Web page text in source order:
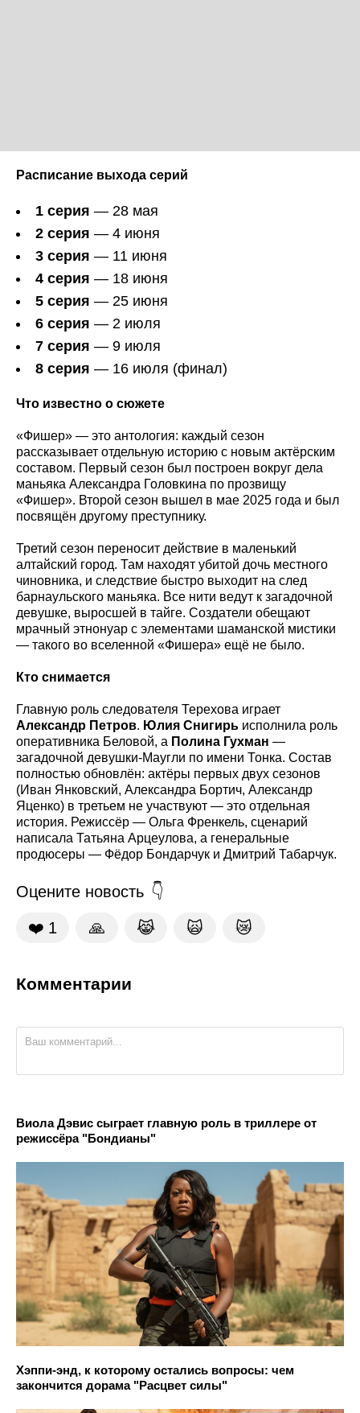
Расписание выхода серий
1 серия — 28 мая
2 серия — 4 июня
3 серия — 11 июня
4 серия — 18 июня
5 серия — 25 июня
6 серия — 2 июля
7 серия — 9 июля
8 серия — 16 июля (финал)
Что известно о сюжете
«Фишер» — это антология: каждый сезон
рассказывает отдельную историю с новым актёрским
составом. Первый сезон был построен вокруг дела
маньяка Александра Головкина по прозвищу
«Фишер». Второй сезон вышел в мае 2025 года и был
посвящён другому преступнику.
Третий сезон переносит действие в маленький
алтайский город. Там находят убитой дочь местного
чиновника, и следствие быстро выходит на след
барнаульского маньяка. Все нити ведут к загадочной
девушке, выросшей в тайге. Создатели обещают
мрачный этнонуар с элементами шаманской мистики
— такого во вселенной «Фишера» ещё не было.
Кто снимается
Главную роль следователя Терехова играет
Александр Петров. Юлия Снигирь исполнила роль
оперативника Беловой, а Полина Гухман —
загадочной девушки-Маугли по имени Тонка. Состав
полностью обновлён: актёры первых двух сезонов
(Иван Янковский, Александра Бортич, Александр
Яценко) в третьем не участвуют — это отдельная
история. Режиссёр — Ольга Френкель, сценарий
написала Татьяна Арцеулова, а генеральные
продюсеры — Фёдор Бондарчук и Дмитрий Табарчук.
Оцените новость
❤️ 1 🙏 😹 🙀 😿
Комментарии
Виола Дэвис сыграет главную роль в триллере от
режиссёра "Бондианы"
Хэппи-энд, к которому остались вопросы: чем
закончится дорама "Расцвет силы"